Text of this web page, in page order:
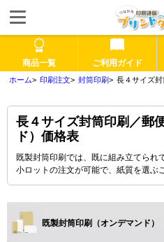
商品一覧 ご利用ガイド
印刷注文 封筒印刷 長４サイズ
長４サイズ封筒印刷／郵
ド）価格表
既製封筒印刷では、既に組み立てられ
小ロットの注文が可能で、紙質を選ぶ
既製封筒印刷（オンデマンド）